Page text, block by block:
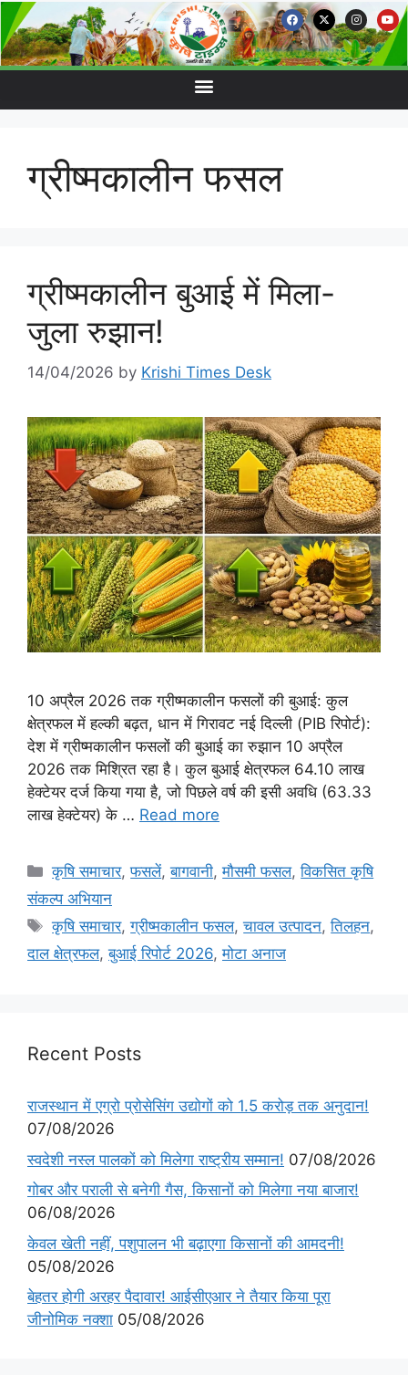
ग्रीष्मकालीन फसल
ग्रीष्मकालीन बुआई में मिला-
जुला रुझान!
14/04/2026 by Krishi Times Desk
10 अप्रैल 2026 तक ग्रीष्मकालीन फसलों की बुआई: कुल
क्षेत्रफल में हल्की बढ़त, धान में गिरावट नई दिल्ली (PIB रिपोर्ट):
देश में ग्रीष्मकालीन फसलों की बुआई का रुझान 10 अप्रैल
2026 तक मिश्रित रहा है। कुल बुआई क्षेत्रफल 64.10 लाख
हेक्टेयर दर्ज किया गया है, जो पिछले वर्ष की इसी अवधि (63.33
लाख हेक्टेयर) के … Read more
कृषि समाचार,फसलें,बागवानी,मौसमी फसल,विकसित कृषि
संकल्प अभियान
कृषि समाचार,ग्रीष्मकालीन फसल,चावल उत्पादन,तिलहन,
दाल क्षेत्रफल,बुआई रिपोर्ट 2026,मोटा अनाज
Recent Posts
राजस्थान में एग्रो प्रोसेसिंग उद्योगों को 1.5 करोड़ तक अनुदान!
07/08/2026
स्वदेशी नस्ल पालकों को मिलेगा राष्ट्रीय सम्मान! 07/08/2026
गोबर और पराली से बनेगी गैस, किसानों को मिलेगा नया बाजार!
06/08/2026
केवल खेती नहीं, पशुपालन भी बढ़ाएगा किसानों की आमदनी!
05/08/2026
बेहतर होगी अरहर पैदावार! आईसीएआर ने तैयार किया पूरा
जीनोमिक नक्शा 05/08/2026